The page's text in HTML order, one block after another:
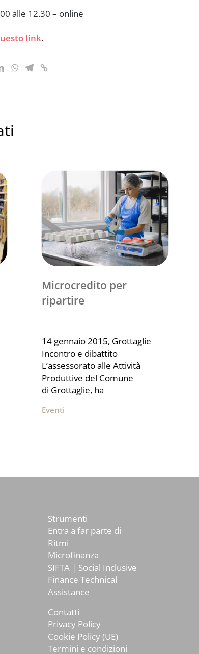
alle 12.30 – online
link.
Microcredito per
ripartire
14 gennaio 2015, Grottaglie
Incontro e dibattito
L’assessorato alle Attività
Produttive del Comune
di Grottaglie, ha
Eventi
Strumenti
Entra a far parte di
Ritmi
Microfinanza
SIFTA | Social Inclusive
Finance Technical
Assistance
Contatti
Privacy Policy
Cookie Policy (UE)
Termini e condizioni